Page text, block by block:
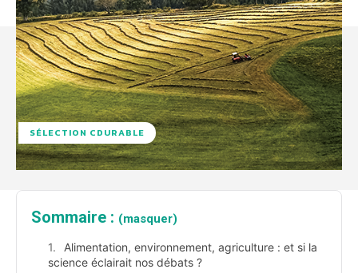
SÉLECTION CDURABLE
Sommaire : (masquer)
Alimentation, environnement, agriculture : et si la
science éclairait nos débats ?